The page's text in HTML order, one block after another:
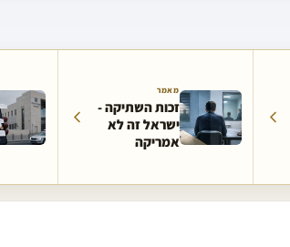
מאמר
זכות השתיקה -
ישראל זה לא
אמריקה